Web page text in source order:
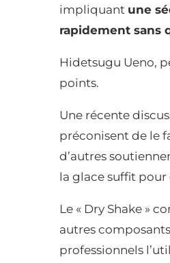
impliquant une
rapidement sans
Hidetsugu Ueno,
points.
Une récente
préconisent de le
d’autres
la glace suffit pour
Le « Dry Shake »
autres
professionnels